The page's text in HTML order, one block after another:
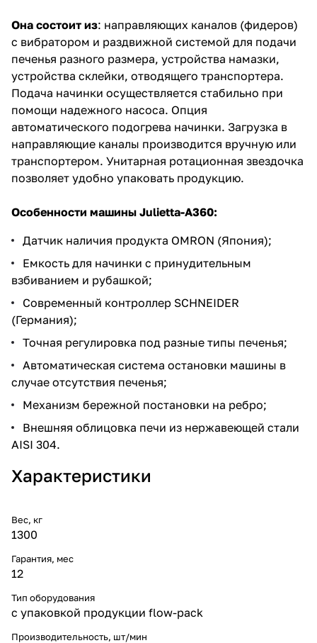
Она состоит из: направляющих каналов (фидеров)
с вибратором и раздвижной системой для подачи
печенья разного размера, устройства намазки,
устройства склейки, отводящего транспортера.
Подача начинки осуществляется стабильно при
помощи надежного насоса. Опция
автоматического подогрева начинки. Загрузка в
направляющие каналы производится вручную или
транспортером. Унитарная ротационная звездочка
позволяет удобно упаковать продукцию.
Особенности машины Julietta-A360:
Датчик наличия продукта OMRON (Япония);
Емкость для начинки с принудительным
взбиванием и рубашкой;
Современный контроллер SCHNEIDER
(Германия);
Точная регулировка под разные типы печенья;
Автоматическая система остановки машины в
случае отсутствия печенья;
Механизм бережной постановки на ребро;
Внешняя облицовка печи из нержавеющей стали
AISI 304.
Характеристики
Вес, кг
1300
Гарантия, мес
12
Тип оборудования
с упаковкой продукции flow-pack
Производительность, шт/мин